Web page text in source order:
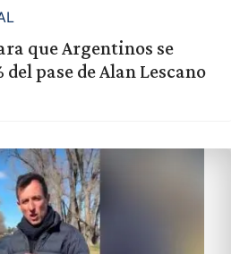
que Argentinos se
del pase de Alan Lescano